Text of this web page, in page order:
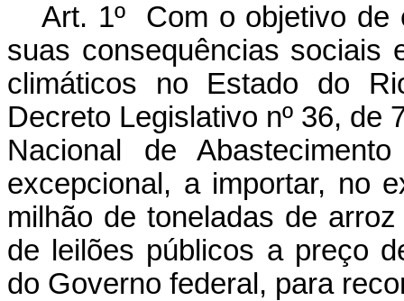
Art. 1º Com o objetivo de
suas consequências sociais
climáticos no Estado do
Decreto Legislativo nº 36, de
Nacional de
excepcional, a importar, no
milhão de toneladas de
de leilões públicos a preço
do Governo federal, para